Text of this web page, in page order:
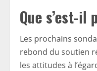
Que s’est-il
Les prochains
rebond du soutien
les attitudes à